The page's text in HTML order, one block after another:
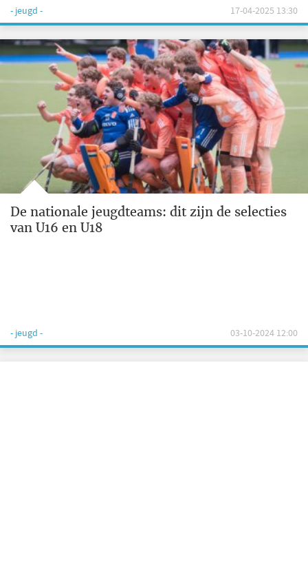
- jeugd - 17-04-2025 13:30
De nationale jeugdteams: dit zijn de selecties
van U16 en U18
- jeugd - 03-10-2024 12:00